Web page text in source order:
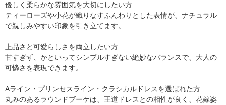
優しく柔らかな雰囲気を大切にしたい方
ティーローズや小花が織りなすふんわりとした表情が、ナチュラル
で親しみやすい印象を引き立てます。
上品さと可愛らしさを両立したい方
甘すぎず、かといってシンプルすぎない絶妙なバランスで、大人の
可憐さを表現できます。
Aライン・プリンセスライン・クラシカルドレスを選ばれた方
丸みのあるラウンドブーケは、王道ドレスとの相性が良く、花嫁姿